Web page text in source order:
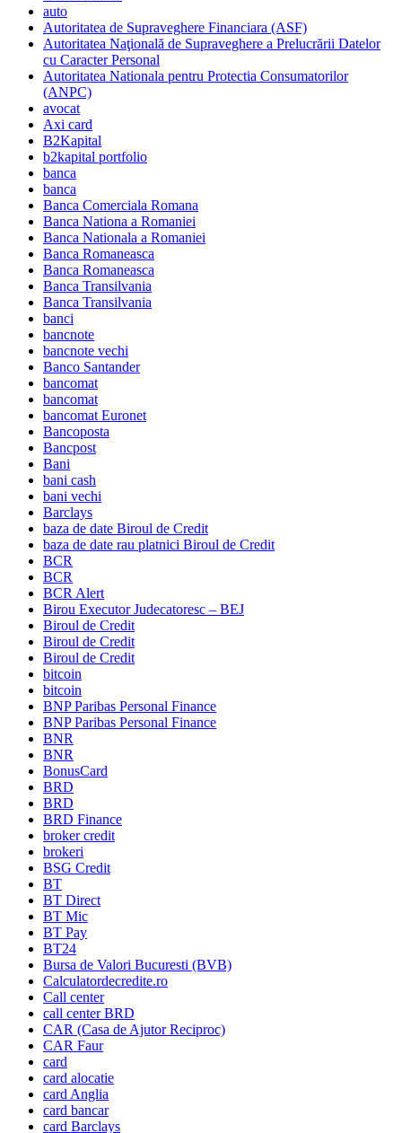
auto
Autoritatea de Supraveghere Financiara (ASF)
Autoritatea Naţională de Supraveghere a Prelucrării Datelor
cu Caracter Personal
Autoritatea Nationala pentru Protectia Consumatorilor
(ANPC)
avocat
Axi card
B2Kapital
b2kapital portfolio
banca
banca
Banca Comerciala Romana
Banca Nationa a Romaniei
Banca Nationala a Romaniei
Banca Romaneasca
Banca Romaneasca
Banca Transilvania
Banca Transilvania
banci
bancnote
bancnote vechi
Banco Santander
bancomat
bancomat
bancomat Euronet
Bancoposta
Bancpost
Bani
bani cash
bani vechi
Barclays
baza de date Biroul de Credit
baza de date rau platnici Biroul de Credit
BCR
BCR
BCR Alert
Birou Executor Judecatoresc – BEJ
Biroul de Credit
Biroul de Credit
Biroul de Credit
bitcoin
bitcoin
BNP Paribas Personal Finance
BNP Paribas Personal Finance
BNR
BNR
BonusCard
BRD
BRD
BRD Finance
broker credit
brokeri
BSG Credit
BT
BT Direct
BT Mic
BT Pay
BT24
Bursa de Valori Bucuresti (BVB)
Calculatordecredite.ro
Call center
call center BRD
CAR (Casa de Ajutor Reciproc)
CAR Faur
card
card alocatie
card Anglia
card bancar
card Barclays